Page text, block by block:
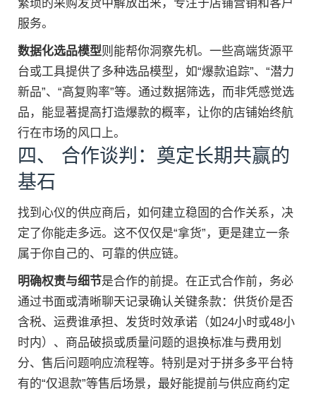
繁琐的采购发货中解放出来，专注于店铺营销和客户
服务。
数据化选品模型则能帮你洞察先机。一些高端货源平
台或工具提供了多种选品模型，如“爆款追踪”、“潜力
新品”、“高复购率”等。通过数据筛选，而非凭感觉选
品，能显著提高打造爆款的概率，让你的店铺始终航
行在市场的风口上。
四、 合作谈判：奠定长期共赢的
基石
找到心仪的供应商后，如何建立稳固的合作关系，决
定了你能走多远。这不仅仅是“拿货”，更是建立一条
属于你自己的、可靠的供应链。
明确权责与细节是合作的前提。在正式合作前，务必
通过书面或清晰聊天记录确认关键条款：供货价是否
含税、运费谁承担、发货时效承诺（如24小时或48小
时内）、商品破损或质量问题的退换标准与费用划
分、售后问题响应流程等。特别是对于拼多多平台特
有的“仅退款”等售后场景，最好能提前与供应商约定